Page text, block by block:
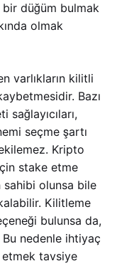
düğüm bulmak
olmak
varlıkların kilitli
Bazı
seçme şartı
Kripto
stake etme
olunsa bile
Kilitleme
bulunsa da,
Bu nedenle ihtiyaç
etmek tavsiye